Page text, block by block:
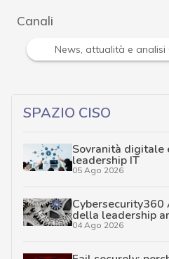
Canali
Attacchi hacker e
SPAZIO CISO
Sovranità digitale
leadership IT
05 Ago 2026
della leadership
04 Ago 2026